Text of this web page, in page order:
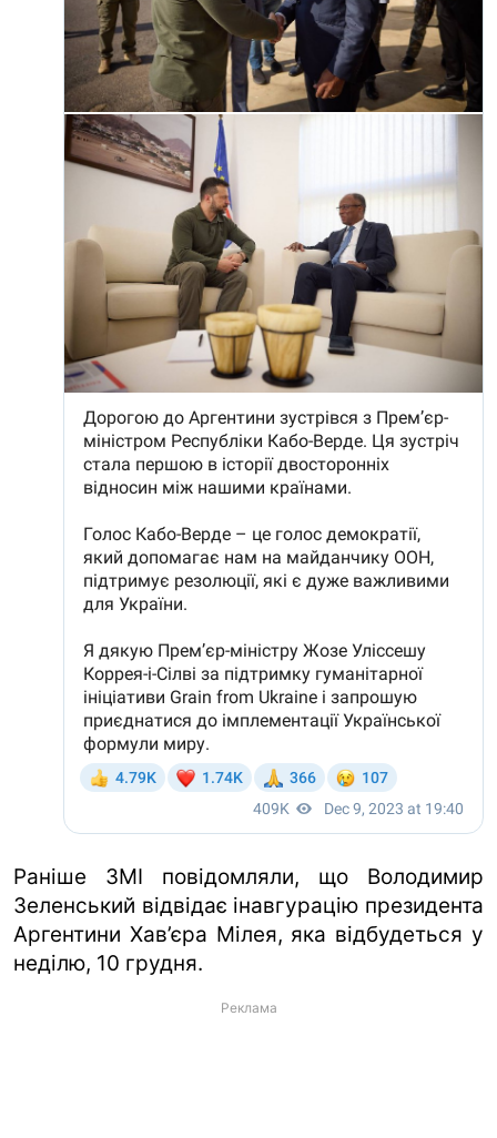
Раніше ЗМІ повідомляли, що Володимир
Зеленський відвідає інавгурацію президента
Аргентини Хав’єра Мілея, яка відбудеться у
неділю, 10 грудня.
Реклама